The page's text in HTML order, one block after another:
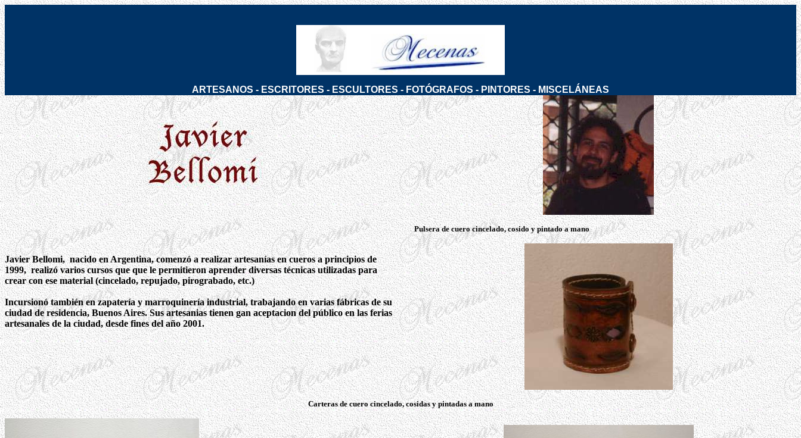
ARTESANOS - ESCRITORES - ESCULTORES - FOTÓGRAFOS - PINTORES - MISCELÁNEAS
Pulsera de cuero cincelado, cosido y pintado a mano
Javier Bellomi, nacido en Argentina, comenzó a realizar artesanías en cueros a principios de
1999, realizó varios cursos que que le permitieron aprender diversas técnicas utilizadas para
crear con ese material (cincelado, repujado, pirograbado, etc.)
Incursionó también en zapatería y marroquinería industrial, trabajando en varias fábricas de su
ciudad de residencia, Buenos Aires. Sus artesanias tienen gan aceptacion del público en las ferias
artesanales de la ciudad, desde fines del año 2001.
Carteras de cuero cincelado, cosidas y pintadas a mano